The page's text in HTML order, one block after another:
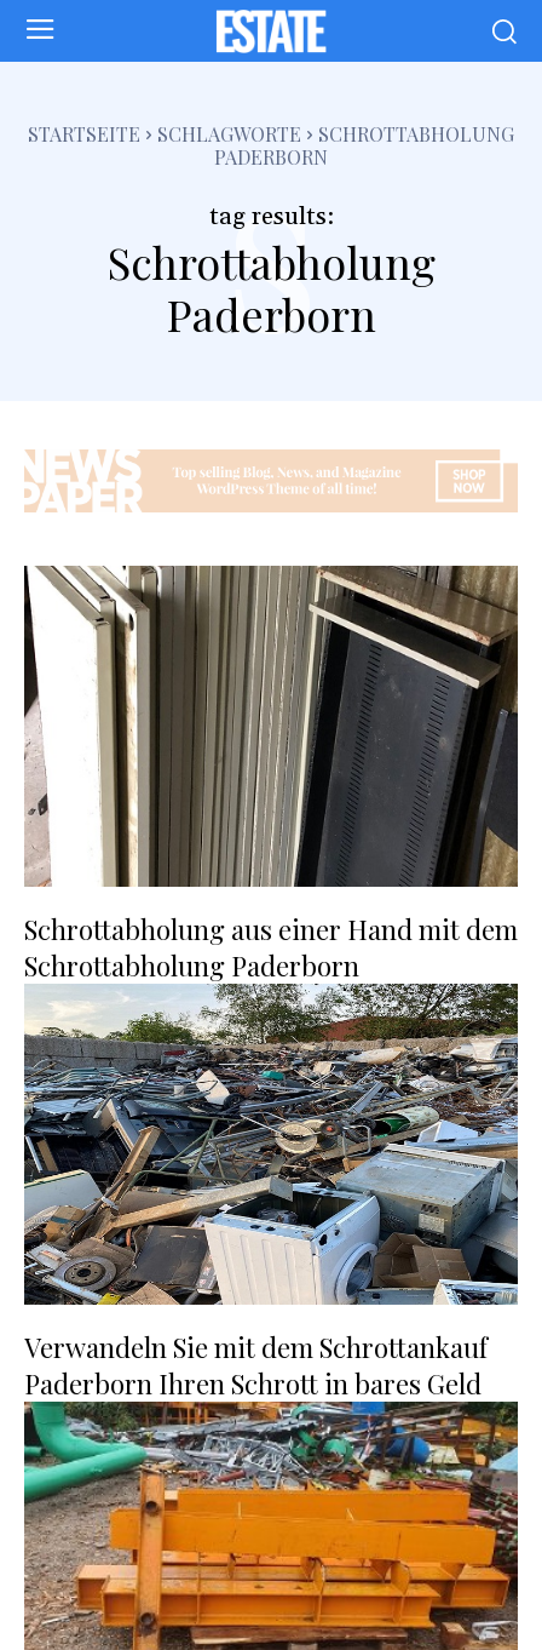
STARTSEITE SCHLAGWORTE
SCHROTTABHOLUNG
PADERBORN
tag results:
Schrottabholung
Paderborn
s
Schrottabholung aus einer Hand mit dem
Schrottabholung Paderborn
Verwandeln Sie mit dem Schrottankauf
Paderborn Ihren Schrott in bares Geld